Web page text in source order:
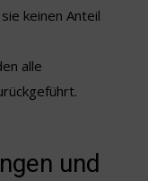
keinen Anteil
alle
und